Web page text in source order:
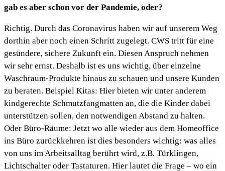
gab es aber schon vor der Pandemie, oder?
Richtig. Durch das Coronavirus haben wir auf unserem Weg
dorthin aber noch einen Schritt zugelegt. CWS tritt für eine
gesündere, sichere Zukunft ein. Diesen Anspruch nehmen
wir sehr ernst. Deshalb ist es uns wichtig, über einzelne
Waschraum-Produkte hinaus zu schauen und unsere Kunden
zu beraten. Beispiel Kitas: Hier bieten wir unter anderem
kindgerechte Schmutzfangmatten an, die die Kinder dabei
unterstützen sollen, den notwendigen Abstand zu halten.
Oder Büro-Räume: Jetzt wo alle wieder aus dem Homeoffice
ins Büro zurückkehren ist dies besonders wichtig: was alles
von uns im Arbeitsalltag berührt wird, z.B. Türklingen,
Lichtschalter oder Tastaturen. Hier lautet die Frage – wo ein